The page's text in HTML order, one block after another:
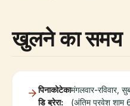
खुलने का समय
पिनाकोटेका
डि ब्रेरा:
मंगलवार-
(अंतिम प्रवेश शाम